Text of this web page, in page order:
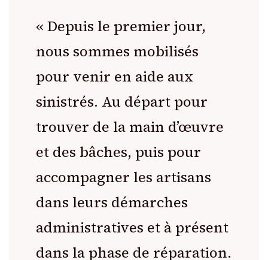
« Depuis le premier jour,
nous sommes mobilisés
pour venir en aide aux
sinistrés. Au départ pour
trouver de la main d’œuvre
et des bâches, puis pour
accompagner les artisans
dans leurs démarches
administratives et à présent
dans la phase de réparation.